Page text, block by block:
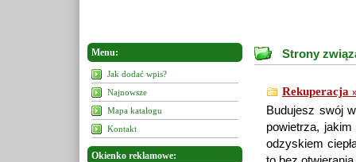
Menu:
Jak dodać wpis?
Najnowsze
Mapa katalogu
Kontakt
Okienko reklamowe:
Strony
Rekuperacja
Budujesz swój
powietrza,
odzyskiem